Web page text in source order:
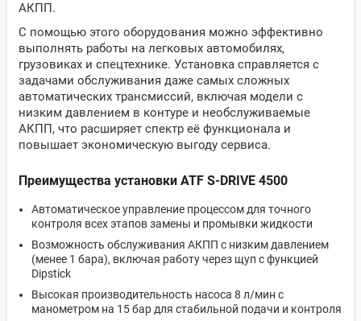
АКПП.
С помощью этого оборудования можно эффективно
выполнять работы на легковых автомобилях,
грузовиках и спецтехнике. Установка справляется с
задачами обслуживания даже самых сложных
автоматических трансмиссий, включая модели с
низким давлением в контуре и необслуживаемые
АКПП, что расширяет спектр её функционала и
повышает экономическую выгоду сервиса.
Преимущества установки ATF S-DRIVE 4500
Автоматическое управление процессом для точного
контроля всех этапов замены и промывки жидкости
Возможность обслуживания АКПП с низким давлением
(менее 1 бара), включая работу через щуп с функцией
Dipstick
Высокая производительность насоса 8 л/мин с
манометром на 15 бар для стабильной подачи и контроля